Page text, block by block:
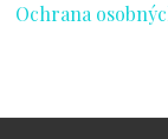
Ochrana